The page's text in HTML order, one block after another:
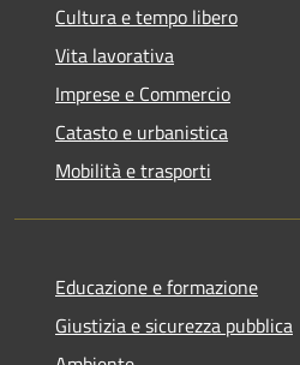
Cultura e tempo libero
Vita lavorativa
Imprese e Commercio
Catasto e urbanistica
Mobilità e trasporti
Educazione e formazione
Giustizia e sicurezza pubblica